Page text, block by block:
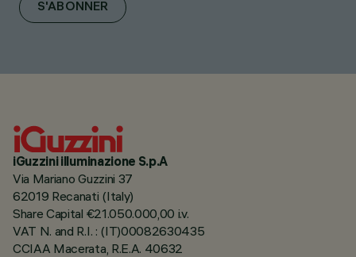
S'ABONNER
iGuzzini illuminazione S.p.A
Via Mariano Guzzini 37
62019 Recanati (Italy)
Share Capital €21.050.000,00 i.v.
VAT N. and R.I. : (IT)00082630435
CCIAA Macerata, R.E.A. 40632